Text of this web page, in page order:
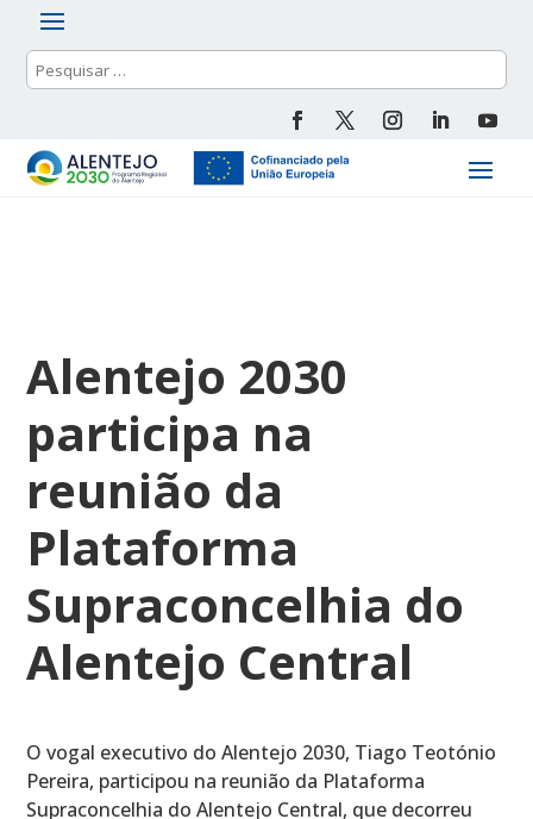
Alentejo 2030
participa na
reunião da
Plataforma
Supraconcelhia do
Alentejo Central
O vogal executivo do Alentejo 2030, Tiago Teotónio
Pereira, participou na reunião da Plataforma
Supraconcelhia do Alentejo Central, que decorreu